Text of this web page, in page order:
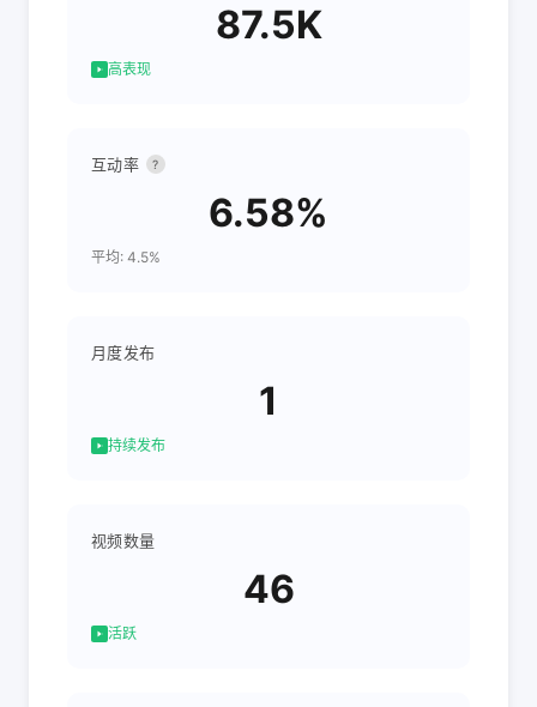
87.5K
高表现
互动率 ?
6.58%
平均: 4.5%
月度发布
1
持续发布
视频数量
46
活跃